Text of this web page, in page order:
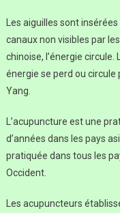
Les aiguilles sont
canaux non visibles par
chinoise, l’énergie
énergie se perd ou
Yang.
L’acupuncture est une
d’années dans les pays
pratiquée dans tous les
Occident.
Les acupuncteurs